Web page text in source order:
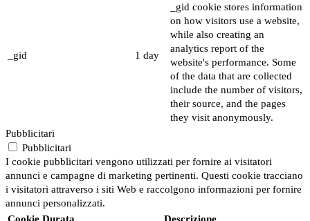
_gid 1 day
_gid cookie stores information
on how visitors use a website,
while also creating an
analytics report of the
website's performance. Some
of the data that are collected
include the number of visitors,
their source, and the pages
they visit anonymously.
Pubblicitari
Pubblicitari
I cookie pubblicitari vengono utilizzati per fornire ai visitatori
annunci e campagne di marketing pertinenti. Questi cookie tracciano
i visitatori attraverso i siti Web e raccolgono informazioni per fornire
annunci personalizzati.